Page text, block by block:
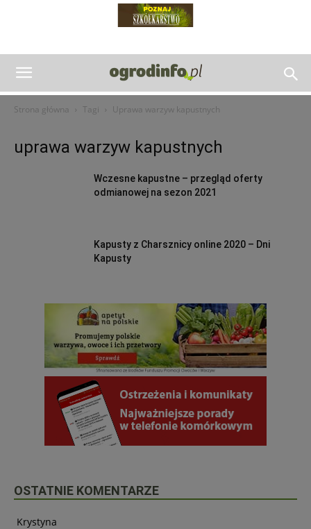
Strona główna Tagi Uprawa warzyw kapustnych
uprawa warzyw kapustnych
Wczesne kapustne – przegląd oferty
odmianowej na sezon 2021
Kapusty z Charsznicy online 2020 – Dni
Kapusty
OSTATNIE KOMENTARZE
Krystyna